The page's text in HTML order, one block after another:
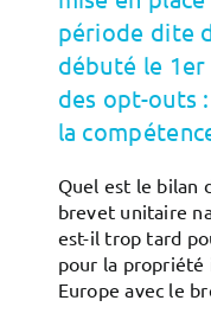
période dite
débuté le
des opt-outs
la
Quel est le bilan
brevet unitaire
est-il trop tard
pour la
Europe avec le